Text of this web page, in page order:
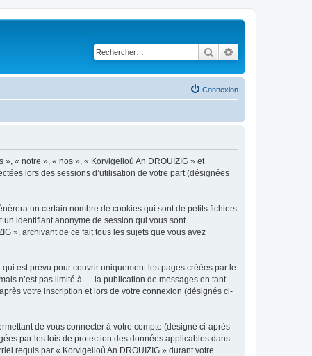
Rechercher
Connexion
« notre », « nos », « Korvigelloù An DROUIZIG » et
lors des sessions d’utilisation de votre part (désignées
un certain nombre de cookies qui sont de petits fichiers
identifiant anonyme de session qui vous sont
», archivant de ce fait tous les sujets que vous avez
est prévu pour couvrir uniquement les pages créées par le
n’est pas limité à — la publication de messages en tant
votre inscription et lors de votre connexion (désignés ci-
de vous connecter à votre compte (désigné ci-après
par les lois de protection des données applicables dans
requis par « Korvigelloù An DROUIZIG » durant votre